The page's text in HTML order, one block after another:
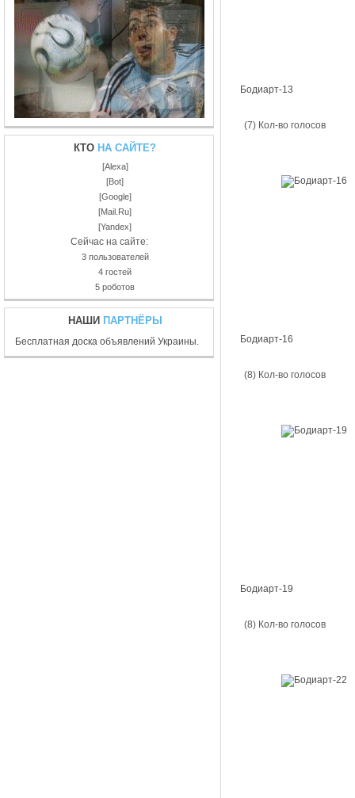
КТО НА САЙТЕ?
[Alexa]
[Bot]
[Google]
[Mail.Ru]
[Yandex]
Сейчас на сайте:
3 пользователей
4 гостей
5 роботов
НАШИ ПАРТНЁРЫ
Бесплатная доска объявлений Украины.
Бодиарт-13
(7) Кол-во голосов
Бодиарт-16
(8) Кол-во голосов
Бодиарт-19
(8) Кол-во голосов